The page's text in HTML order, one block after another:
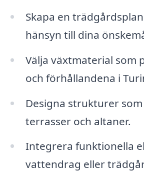
Skapa en
hänsyn till dina
Välja växtmaterial som
och förhållandena i
Designa strukturer som
terrasser och altaner.
Integrera funktionella
vattendrag eller